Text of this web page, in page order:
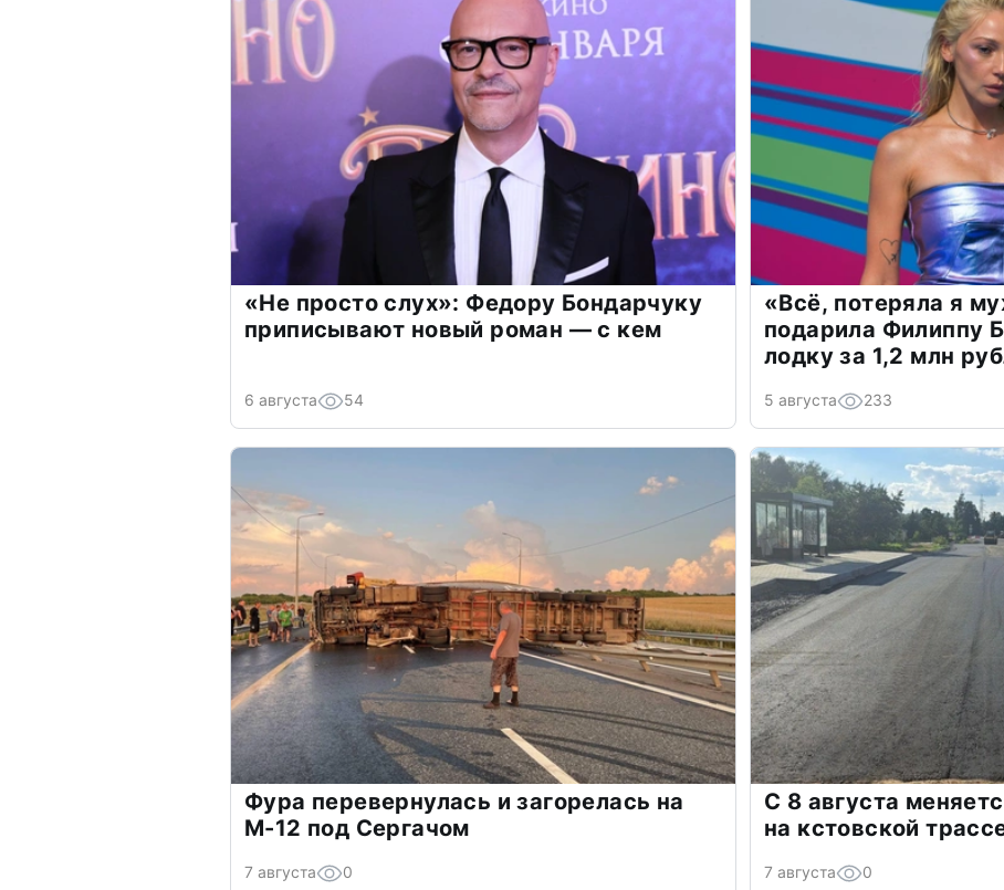
«Не просто слух»: Федору Бондарчуку
приписывают новый роман — с кем
6 августа 54
«Всё, потеряла я
подарила Филиппу
лодку за 1,2 млн
5 августа 233
Фура перевернулась и загорелась на
М-12 под Сергачом
7 августа 0
С 8 августа
на кстовской
7 августа 0